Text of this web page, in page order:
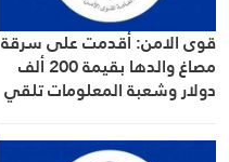
قوى الامن: أقدمت على سرقة
مصاغ والدها بقيمة 200 ألف
دولار وشعبة المعلومات تلقي